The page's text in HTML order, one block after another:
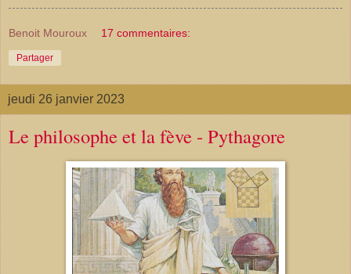
Benoit Mouroux 17 commentaires:
Partager
jeudi 26 janvier 2023
Le philosophe et la fève - Pythagore